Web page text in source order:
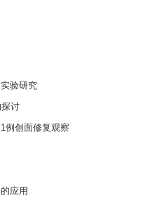
验研究
讨
例创面修复观察
应用